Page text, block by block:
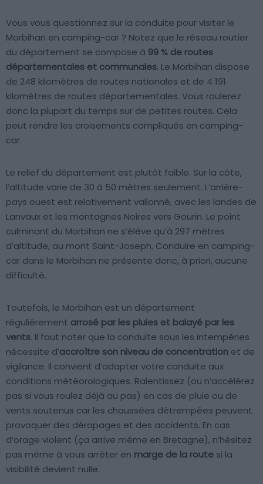
Vous vous questionnez sur la conduite pour visiter le
Morbihan en camping-car ? Notez que le réseau routier
du département se compose à 99 % de routes
départementales et communales. Le Morbihan dispose
de 248 kilomètres de routes nationales et de 4 191
kilomètres de routes départementales. Vous roulerez
donc la plupart du temps sur de petites routes. Cela
peut rendre les croisements compliqués en camping-
car.
Le relief du département est plutôt faible. Sur la côte,
l’altitude varie de 30 à 50 mètres seulement. L’arrière-
pays ouest est relativement vallonné, avec les landes de
Lanvaux et les montagnes Noires vers Gourin. Le point
culminant du Morbihan ne s’élève qu’à 297 mètres
d’altitude, au mont Saint-Joseph. Conduire en camping-
car dans le Morbihan ne présente donc, à priori, aucune
difficulté.
Toutefois, le Morbihan est un département
régulièrement arrosé par les pluies et balayé par les
vents. Il faut noter que la conduite sous les intempéries
nécessite d’accroître son niveau de concentration et de
vigilance. Il convient d’adapter votre conduite aux
conditions météorologiques. Ralentissez (ou n’accélérez
pas si vous roulez déjà au pas) en cas de pluie ou de
vents soutenus car les chaussées détrempées peuvent
provoquer des dérapages et des accidents. En cas
d’orage violent (ça arrive même en Bretagne), n’hésitez
pas même à vous arrêter en marge de la route si la
visibilité devient nulle.